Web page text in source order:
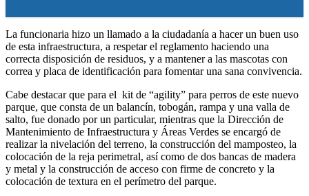
La funcionaria hizo un llamado a la ciudadanía a hacer un buen uso
de esta infraestructura, a respetar el reglamento haciendo una
correcta disposición de residuos, y a mantener a las mascotas con
correa y placa de identificación para fomentar una sana convivencia.
Cabe destacar que para el kit de “agility” para perros de este nuevo
parque, que consta de un balancín, tobogán, rampa y una valla de
salto, fue donado por un particular, mientras que la Dirección de
Mantenimiento de Infraestructura y Áreas Verdes se encargó de
realizar la nivelación del terreno, la construcción del mamposteo, la
colocación de la reja perimetral, así como de dos bancas de madera
y metal y la construcción de acceso con firme de concreto y la
colocación de textura en el perímetro del parque.